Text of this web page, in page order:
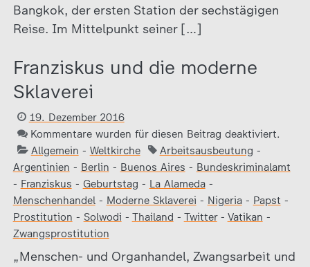
Bangkok, der ersten Station der sechstägigen
Reise. Im Mittelpunkt seiner […]
Franziskus und die moderne
Sklaverei
19. Dezember 2016
Kommentare wurden für diesen Beitrag deaktiviert.
Allgemein - Weltkirche Arbeitsausbeutung -
Argentinien - Berlin - Buenos Aires - Bundeskriminalamt
- Franziskus - Geburtstag - La Alameda-
Menschenhandel- Moderne Sklaverei - Nigeria- Papst -
Prostitution - Solwodi - Thailand - Twitter- Vatikan -
Zwangsprostitution
„Menschen- und Organhandel, Zwangsarbeit und